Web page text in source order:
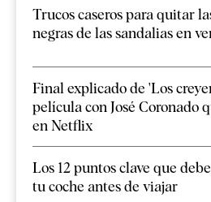
Trucos caseros para quitar
negras de las sandalias en
Final explicado de 'Los
película con José Coronado
en Netflix
Los 12 puntos clave que
tu coche antes de viajar